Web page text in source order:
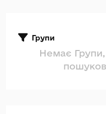
Групи
Немає Групи,